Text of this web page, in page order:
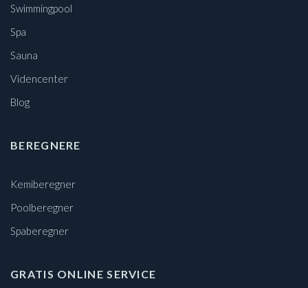
Swimmingpool
Spa
Sauna
Videncenter
Blog
BEREGNERE
Kemiberegner
Poolberegner
Spaberegner
GRATIS ONLINE SERVICE